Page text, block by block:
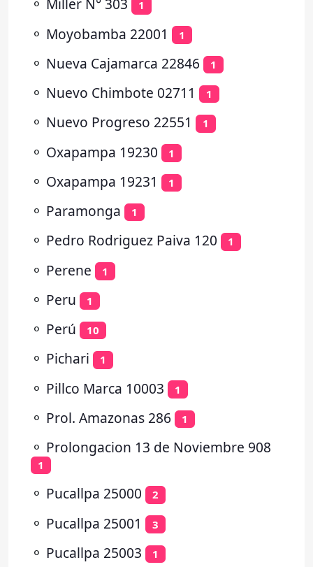
⚬ Miller N° 303 1
⚬ Moyobamba 22001 1
⚬ Nueva Cajamarca 22846 1
⚬ Nuevo Chimbote 02711 1
⚬ Nuevo Progreso 22551 1
⚬ Oxapampa 19230 1
⚬ Oxapampa 19231 1
⚬ Paramonga 1
⚬ Pedro Rodriguez Paiva 120 1
⚬ Perene 1
⚬ Peru 1
⚬ Perú 10
⚬ Pichari 1
⚬ Pillco Marca 10003 1
⚬ Prol. Amazonas 286 1
⚬ Prolongacion 13 de Noviembre 908
1
⚬ Pucallpa 25000 2
⚬ Pucallpa 25001 3
⚬ Pucallpa 25003 1